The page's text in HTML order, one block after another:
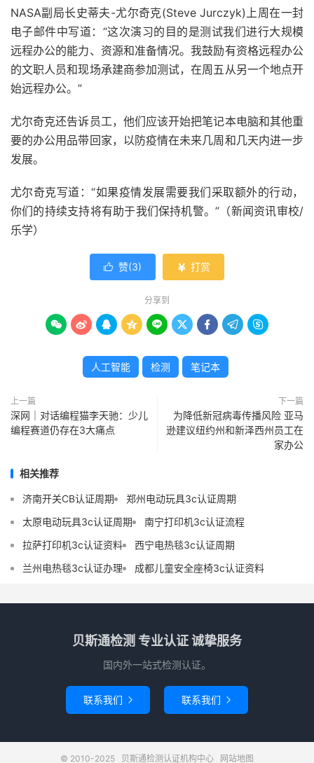
NASA副局长史蒂夫-尤尔奇克(Steve Jurczyk)上周在一封
电子邮件中写道：“这次演习的目的是测试我们进行大规模
远程办公的能力、资源和准备情况。我鼓励有资格远程办公
的文职人员和现场承建商参加测试，在周五从另一个地点开
始远程办公。”
尤尔奇克还告诉员工，他们应该开始把笔记本电脑和其他重
要的办公用品带回家，以防疫情在未来几周和几天内进一步
发展。
尤尔奇克写道：“如果疫情发展需要我们采取额外的行动，
你们的持续支持将有助于我们保持机警。”（新闻资讯审校/
乐学）
 赞(3)  打赏
分享到
        
人工智能 检测 笔记本
上一篇
深网｜对话编程猫李天驰：少儿
编程赛道仍存在3大痛点
下一篇
为降低新冠病毒传播风险 亚马
逊建议纽约州和新泽西州员工在
家办公
相关推荐
济南开关CB认证周期
郑州电动玩具3c认证周期
太原电动玩具3c认证周期
南宁打印机3c认证流程
拉萨打印机3c认证资料
西宁电热毯3c认证周期
兰州电热毯3c认证办理
成都儿童安全座椅3c认证资料
贝斯通检测 专业认证 诚挚服务
国内外一站式检测认证。
联系我们  联系我们 
© 2010-2025 贝斯通检测认证机构中心 网站地图